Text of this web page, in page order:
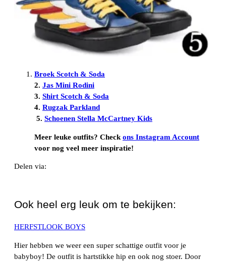
Broek Scotch & Soda
2. Jas Mini Rodini
3. Shirt Scotch & Soda
4. Rugzak Parkland
5. Schoenen Stella McCartney Kids
Meer leuke outfits? Check ons Instagram Account
voor nog veel meer inspiratie!
Delen via:
Ook heel erg leuk om te bekijken:
HERFSTLOOK BOYS
Hier hebben we weer een super schattige outfit voor je
babyboy! De outfit is hartstikke hip en ook nog stoer. Door